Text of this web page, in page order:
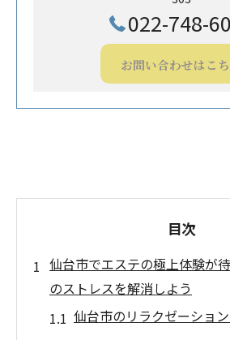
022-748-
お問い合わせはこ
目次
仙台市でエステの極上体験が
のストレスを解消しよう
仙台市のリラクゼーショ